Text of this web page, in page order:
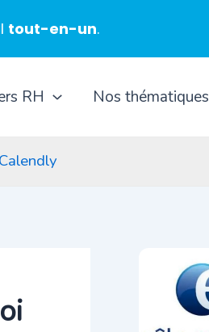
RH Nos thématiques
Calendly
tout-en-un.